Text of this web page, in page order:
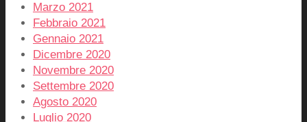
Marzo 2021
Febbraio 2021
Gennaio 2021
Dicembre 2020
Novembre 2020
Settembre 2020
Agosto 2020
Luglio 2020